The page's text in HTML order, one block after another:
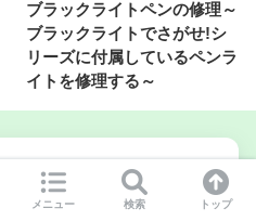
ブラックライトペンの修理～
ブラックライトでさがせ!シ
リーズに付属しているペンラ
イトを修理する～
メニュー 検索 トップ